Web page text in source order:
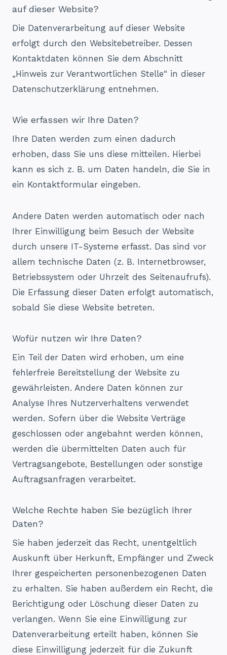
auf dieser Website?
Die Datenverarbeitung auf dieser Website
erfolgt durch den Websitebetreiber. Dessen
Kontaktdaten können Sie dem Abschnitt
„Hinweis zur Verantwortlichen Stelle“ in dieser
Datenschutzerklärung entnehmen.
Wie erfassen wir Ihre Daten?
Ihre Daten werden zum einen dadurch
erhoben, dass Sie uns diese mitteilen. Hierbei
kann es sich z. B. um Daten handeln, die Sie in
ein Kontaktformular eingeben.
Andere Daten werden automatisch oder nach
Ihrer Einwilligung beim Besuch der Website
durch unsere IT-Systeme erfasst. Das sind vor
allem technische Daten (z. B. Internetbrowser,
Betriebssystem oder Uhrzeit des Seitenaufrufs).
Die Erfassung dieser Daten erfolgt automatisch,
sobald Sie diese Website betreten.
Wofür nutzen wir Ihre Daten?
Ein Teil der Daten wird erhoben, um eine
fehlerfreie Bereitstellung der Website zu
gewährleisten. Andere Daten können zur
Analyse Ihres Nutzerverhaltens verwendet
werden. Sofern über die Website Verträge
geschlossen oder angebahnt werden können,
werden die übermittelten Daten auch für
Vertragsangebote, Bestellungen oder sonstige
Auftragsanfragen verarbeitet.
Welche Rechte haben Sie bezüglich Ihrer
Daten?
Sie haben jederzeit das Recht, unentgeltlich
Auskunft über Herkunft, Empfänger und Zweck
Ihrer gespeicherten personenbezogenen Daten
zu erhalten. Sie haben außerdem ein Recht, die
Berichtigung oder Löschung dieser Daten zu
verlangen. Wenn Sie eine Einwilligung zur
Datenverarbeitung erteilt haben, können Sie
diese Einwilligung jederzeit für die Zukunft